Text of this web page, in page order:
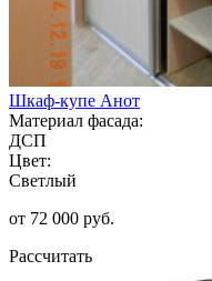
Шкаф-купе Анот
Материал фасада:
ДСП
Цвет:
Светлый
от 72 000 руб.
Рассчитать